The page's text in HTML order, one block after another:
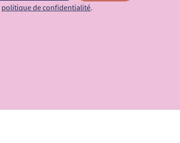
politique de confidentialité.